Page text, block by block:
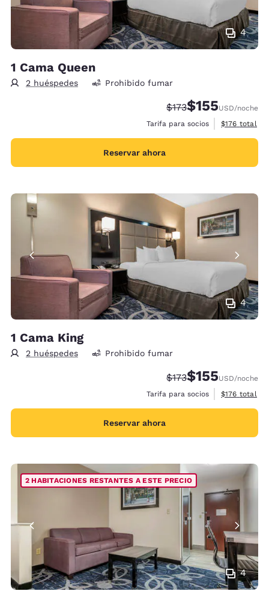
4
1 Cama Queen
2 huéspedes Prohibido fumar
Precio tachado:
$173Precio con
$155USD/noche
Tarifa para socios
Ver detalles
$176 total
Reservar ahora
4
1 Cama King
2 huéspedes Prohibido fumar
Precio tachado:
$173Precio con
$155USD/noche
Tarifa para socios
Ver detalles
$176 total
Reservar ahora
4
2 HABITACIONES RESTANTES A ESTE PRECIO